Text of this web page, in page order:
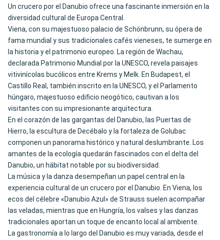
Un crucero por el Danubio ofrece una fascinante inmersión en la
diversidad cultural de Europa Central.
Viena, con su majestuoso palacio de Schönbrunn, su ópera de
fama mundial y sus tradicionales cafés vieneses, te sumerge en
la historia y el patrimonio europeo. La región de Wachau,
declarada Patrimonio Mundial por la UNESCO, revela paisajes
vitivinícolas bucólicos entre Krems y Melk. En Budapest, el
Castillo Real, también inscrito en la UNESCO, y el Parlamento
húngaro, majestuoso edificio neogótico, cautivan a los
visitantes con su impresionante arquitectura.
En el corazón de las gargantas del Danubio, las Puertas de
Hierro, la escultura de Decébalo y la fortaleza de Golubac
componen un panorama histórico y natural deslumbrante. Los
amantes de la ecología quedarán fascinados con el delta del
Danubio, un hábitat notable por su biodiversidad.
La música y la danza desempeñan un papel central en la
experiencia cultural de un crucero por el Danubio. En Viena, los
ecos del célebre «Danubio Azul» de Strauss suelen acompañar
las veladas, mientras que en Hungría, los valses y las danzas
tradicionales aportan un toque de encanto local al ambiente.
La gastronomía a lo largo del Danubio es muy variada, desde el